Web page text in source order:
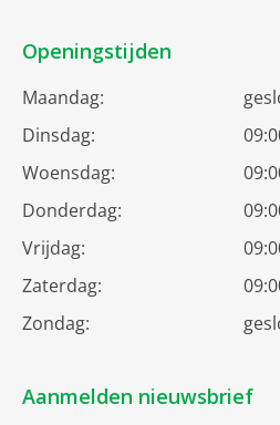
Openingstijden
Maandag:
Dinsdag:
Woensdag:
Donderdag:
Vrijdag:
Zaterdag:
Zondag:
Aanmelden nieuwsbrief